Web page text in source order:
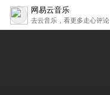
网易云音乐
去云音乐，看更多走心评论